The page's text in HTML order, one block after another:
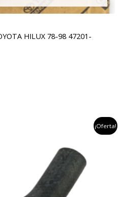
HILUX 78-98 47201-
¡Oferta!